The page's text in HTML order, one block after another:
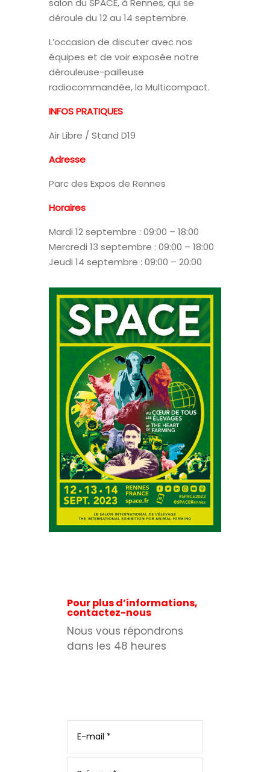
salon du SPACE, à Rennes, qui se
déroule du 12 au 14 septembre.
L’occasion de discuter avec nos
équipes et de voir exposée notre
dérouleuse-pailleuse
radiocommandée, la Multicompact.
INFOS PRATIQUES
Air Libre / Stand D19
Adresse
Parc des Expos de Rennes
Horaires
Mardi 12 septembre : 09:00 – 18:00
Mercredi 13 septembre : 09:00 – 18:00
Jeudi 14 septembre : 09:00 – 20:00
Pour plus d’informations,
contactez-nous
Nous vous répondrons
dans les 48 heures